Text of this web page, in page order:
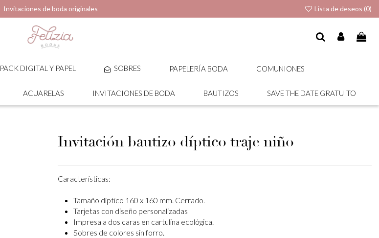
Invitaciones de boda originales Lista de deseos (0)
PACK DIGITAL Y PAPEL SOBRES PAPELERÍA BODA COMUNIONES
ACUARELAS INVITACIONES DE BODA BAUTIZOS SAVE THE DATE GRATUITO
Invitación bautizo díptico traje niño
Características:
Tamaño díptico 160 x 160 mm. Cerrado.
Tarjetas con diseño personalizadas
Impresa a dos caras en cartulina ecológica.
Sobres de colores sin forro.